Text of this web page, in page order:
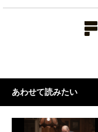
あわせて読みたい